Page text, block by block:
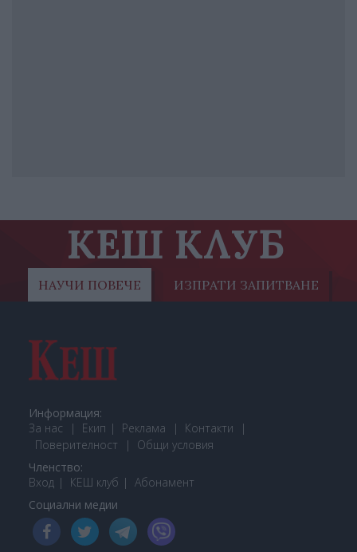
КЕШ КЛУБ
НАУЧИ ПОВЕЧЕ ИЗПРАТИ ЗАПИТВАНЕ
Информация:
За нас
Екип Реклама
Контакти
Поверителност
Общи условия
Членство:
Вход
КЕШ клуб Абонамент
Социални медии